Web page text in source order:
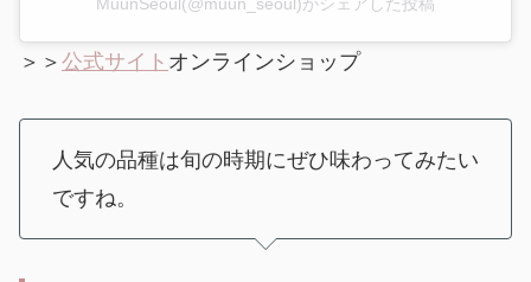
＞＞ 公式サイト オンラインショップ
人気の品種は旬の時期にぜひ味わってみたい
ですね。